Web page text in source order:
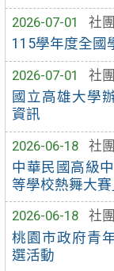
2026-07-01
社
115學年度全國
2026-07-01
社
國立高雄大學
資訊
2026-06-18
社
中華民國高級
等學校熱舞大
2026-06-18
社
桃園市政府青
選活動